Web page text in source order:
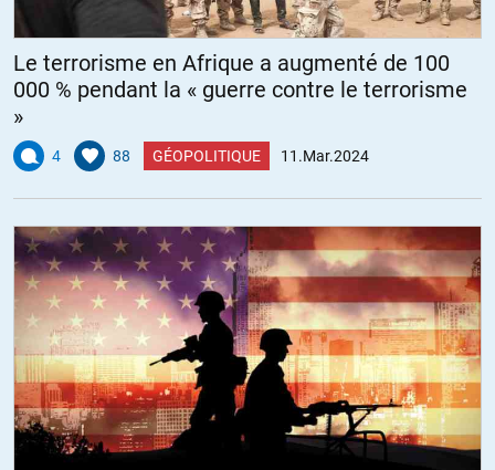
Le terrorisme en Afrique a augmenté de 100
000 % pendant la « guerre contre le terrorisme
»
4 88 GÉOPOLITIQUE 11.Mar.2024